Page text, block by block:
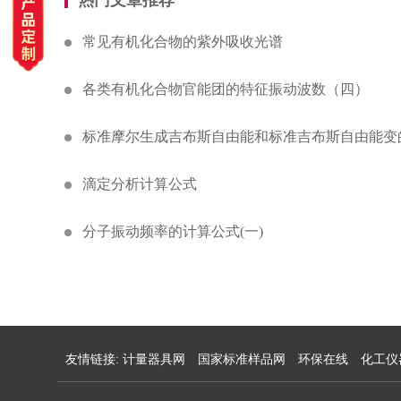
常见有机化合物的紫外吸收光谱
各类有机化合物官能团的特征振动波数（四）
标准摩尔生成吉布斯自由能和标准吉布斯自由能变
滴定分析计算公式
分子振动频率的计算公式(一)
友情链接: 计量器具网 国家标准样品网 环保在线 化工仪